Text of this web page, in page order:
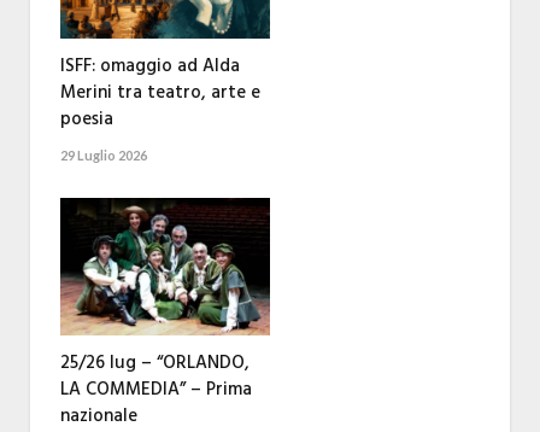
ISFF: omaggio ad Alda
Merini tra teatro, arte e
poesia
29 Luglio 2026
25/26 lug – “ORLANDO,
LA COMMEDIA” – Prima
nazionale